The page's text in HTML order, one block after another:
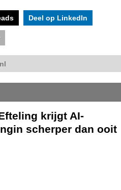
Deel op LinkedIn
krijgt AI-
scherper dan ooit